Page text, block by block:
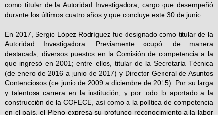
como titular de la Autoridad Investigadora, cargo que desempeñó
durante los últimos cuatro años y que concluye este 30 de junio.
En 2017, Sergio López Rodríguez fue designado como titular de la
Autoridad Investigadora. Previamente ocupó, de manera
destacada, diversos puestos en la Comisión de competencia a la
que ingresó en 2001; entre ellos, titular de la Secretaría Técnica
(de enero de 2016 a junio de 2017) y Director General de Asuntos
Contenciosos (de junio de 2009 a diciembre de 2015). Por su larga
y talentosa carrera en la institución, y por todo lo aportado a la
construcción de la COFECE, así como a la política de competencia
en el país, el Pleno expresa su profundo reconocimiento a la labor